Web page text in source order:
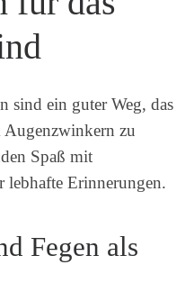
sind ein guter Weg, das
Augenzwinkern zu
Spaß mit
lebhafte Erinnerungen.
Fegen als